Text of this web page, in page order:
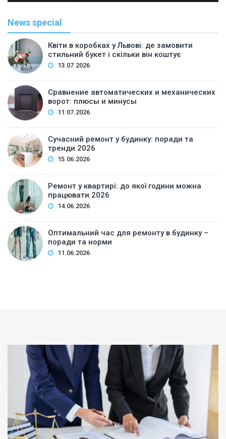
News special
Квіти в коробках у Львові: де замовити
стильний букет і скільки він коштує
13.07.2026
Сравнение автоматических и механических
ворот: плюсы и минусы
11.07.2026
Сучасний ремонт у будинку: поради та
тренди 2026
15.06.2026
Ремонт у квартирі: до якої години можна
працювати 2026
14.06.2026
Оптимальний час для ремонту в будинку –
поради та норми
11.06.2026